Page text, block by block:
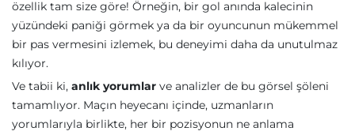
özellik tam size göre! Örneğin, bir gol anında kalecinin
yüzündeki paniği görmek ya da bir oyuncunun mükemmel
bir pas vermesini izlemek, bu deneyimi daha da unutulmaz
kılıyor.
Ve tabii ki, anlık yorumlar ve analizler de bu görsel şöleni
tamamlıyor. Maçın heyecanı içinde, uzmanların
yorumlarıyla birlikte, her bir pozisyonun ne anlama